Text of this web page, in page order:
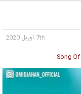
7th آوریل 2020
Song Of